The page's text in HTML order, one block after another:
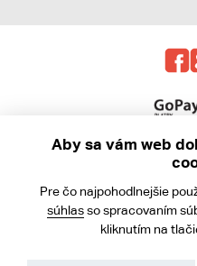
Ochrana
Aby sa vám web
Pre čo najpohodlnejšie
súhlasso spracovaním
kliknutím na